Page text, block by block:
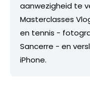
aanwezigheid te
Masterclasses
en tennis -
Sancerre - en
iPhone.